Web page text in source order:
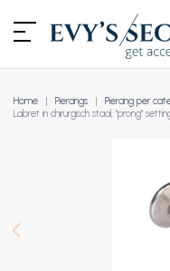
Home Piercings Piercing per
Labret in chirurgisch staal, "prong"